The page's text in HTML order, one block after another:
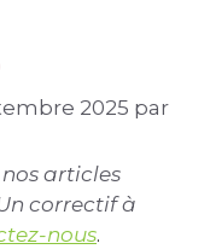
2025 par
articles
correctif à
nous.